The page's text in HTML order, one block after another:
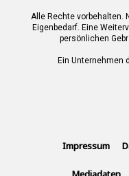
Alle Rechte vorbehalten.
Eigenbedarf. Eine
persönlichen
Ein Unternehmen
Impressum